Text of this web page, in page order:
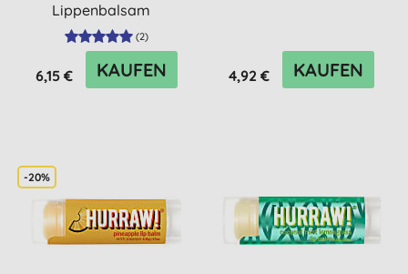
Lippenbalsam
(2)
6,15 € KAUFEN 4,92 € KAUFEN
-20%